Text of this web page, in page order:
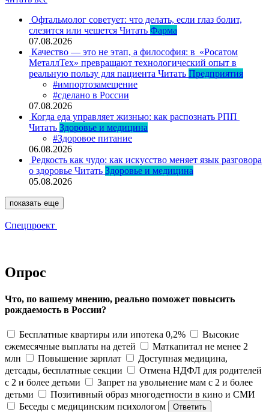
Офтальмолог советует: что делать, если глаз болит,
слезится или чешется Читать Фарма
07.08.2026
Качество — это не этап, а философия: в «Росатом
МеталлТех» превращают технологический опыт в
реальную пользу для пациента Читать Предприятия
#импортозамещение
#сделано в России
07.08.2026
Когда еда управляет жизнью: как распознать РПП
Читать Здоровье и медицина
#Здоровое питание
06.08.2026
Редкость как чудо: как искусство меняет язык разговора
о здоровье Читать Здоровье и медицина
05.08.2026
показать еще
Спецпроект
Опрос
Что, по вашему мнению, реально поможет повысить
рождаемость в России?
Бесплатные квартиры или ипотека 0,2%
Высокие
ежемесячные выплаты на детей
Маткапитал не менее 2
млн
Повышение зарплат
Доступная медицина,
детсады, бесплатные секции
Отмена НДФЛ для родителей
с 2 и более детьми
Запрет на увольнение мам с 2 и более
детьми
Позитивный образ многодетности в кино и СМИ
Беседы с медицинским психологом